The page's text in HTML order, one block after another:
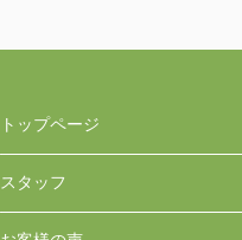
トップページ
スタッフ